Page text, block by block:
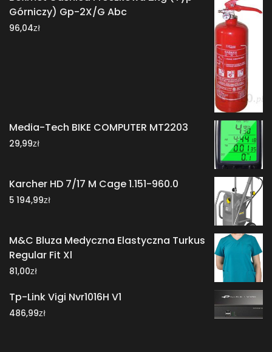
Górniczy) Gp-2X/G Abc
96,04zł
Media-Tech BIKE COMPUTER MT2203
29,99zł
Karcher HD 7/17 M Cage 1.151-960.0
5 194,99zł
M&C Bluza Medyczna Elastyczna Turkus
Regular Fit Xl
81,00zł
Tp-Link Vigi Nvr1016H V1
486,99zł